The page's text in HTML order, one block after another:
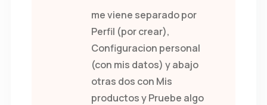
me viene separado por
Perfil (por crear),
Configuracion personal
(con mis datos) y abajo
otras dos con Mis
productos y Pruebe algo